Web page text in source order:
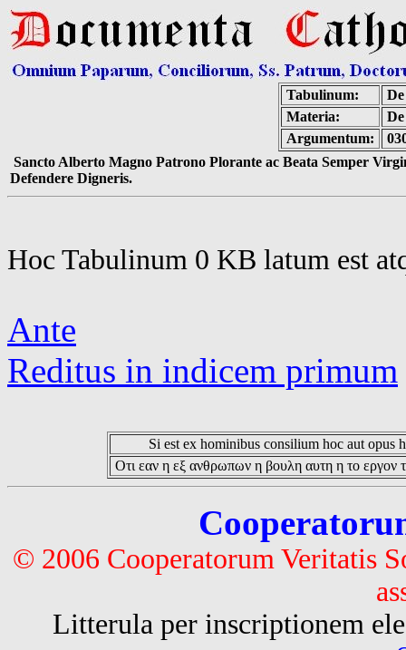
Tabulinum:
Materia:
Argumentum:
Sancto Alberto Magno Patrono Plorante ac Beata Semper
Defendere Digneris.
Hoc Tabulinum 0 KB latum est
Ante
Reditus in indicem primum
Si est ex hominibus consilium hoc aut opus
Οτι εαν η εξ ανθρωπων η βουλη αυτη η το εργον
© 2006 Cooperatorum Veritatis
Litterula per inscriptionem